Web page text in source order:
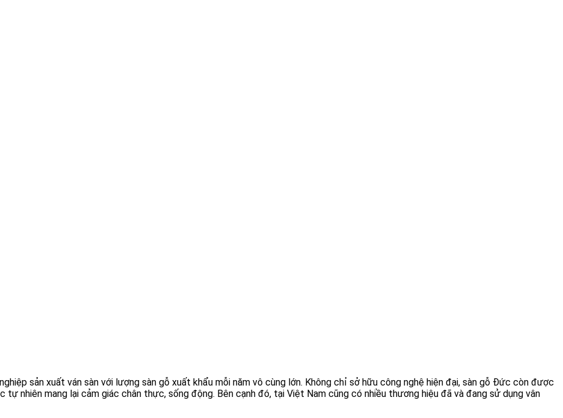
sản xuất ván sàn với lượng sàn gỗ xuất khẩu mỗi năm vô cùng lớn. Không chỉ sở hữu công nghệ hiện đại, sàn gỗ Đức còn được
tự nhiên mang lại cảm giác chân thực, sống động. Bên cạnh đó, tại Việt Nam cũng có nhiều thương hiệu đã và đang sử dụng vân